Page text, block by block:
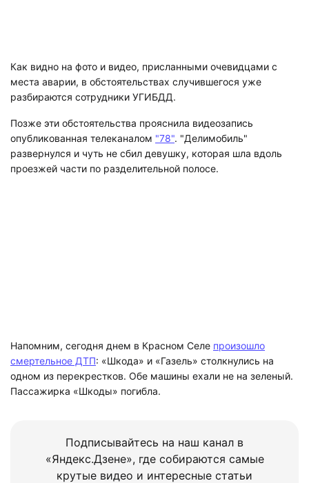
Как видно на фото и видео, присланными очевидцами с
места аварии, в обстоятельствах случившегося уже
разбираются сотрудники УГИБДД.
Позже эти обстоятельства прояснила видеозапись
опубликованная телеканалом "78". "Делимобиль"
развернулся и чуть не сбил девушку, которая шла вдоль
проезжей части по разделительной полосе.
Напомним, сегодня днем в Красном Селе произошло
смертельное ДТП: «Шкода» и «Газель» столкнулись на
одном из перекрестков. Обе машины ехали не на зеленый.
Пассажирка «Шкоды» погибла.
Подписывайтесь на наш канал в
«Яндекс.Дзене», где собираются самые
крутые видео и интересные статьи